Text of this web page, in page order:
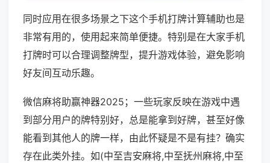
同时应用在很多场景之下这个手机打牌计算辅助也是
非常有用的，使用起来简单便捷。特别是在大家手机
打牌时可以合理调整牌型，提升游戏体验，避免影响
好友间互动乐趣。
微信麻将助赢神器2025；一些玩家反映在游戏中遇
到部分用户的牌特别好，总是能拿到好牌，甚至好像
能看到其他人的牌一样，由此怀疑是不是有挂？确实
存在此类外挂。如(中至吉安麻将,中至抚州麻将,中至